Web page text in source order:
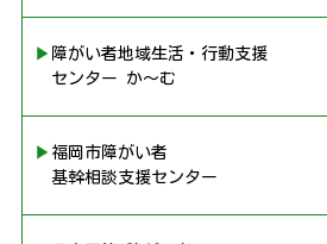
▶︎障がい者地域生活・行動支援
センター か〜む
▶︎福岡市障がい者
基幹相談支援センター